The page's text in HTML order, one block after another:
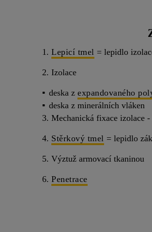
1. Lepicí tmel = lepidlo
2. Izolace
deska z expandovaného
deska z minerálních vláken
3. Mechanická fixace izolace
4. Stěrkový tmel = lepidlo
5. Výztuž armovací tkaninou
6. Penetrace